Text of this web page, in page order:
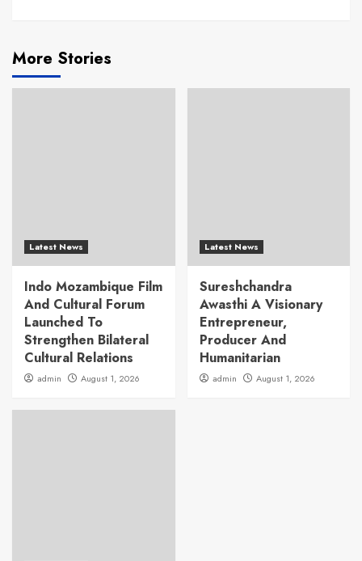
More Stories
Latest News
Indo Mozambique Film
And Cultural Forum
Launched To
Strengthen Bilateral
Cultural Relations
admin August 1, 2026
Latest News
Sureshchandra
Awasthi A Visionary
Entrepreneur,
Producer And
Humanitarian
admin August 1, 2026